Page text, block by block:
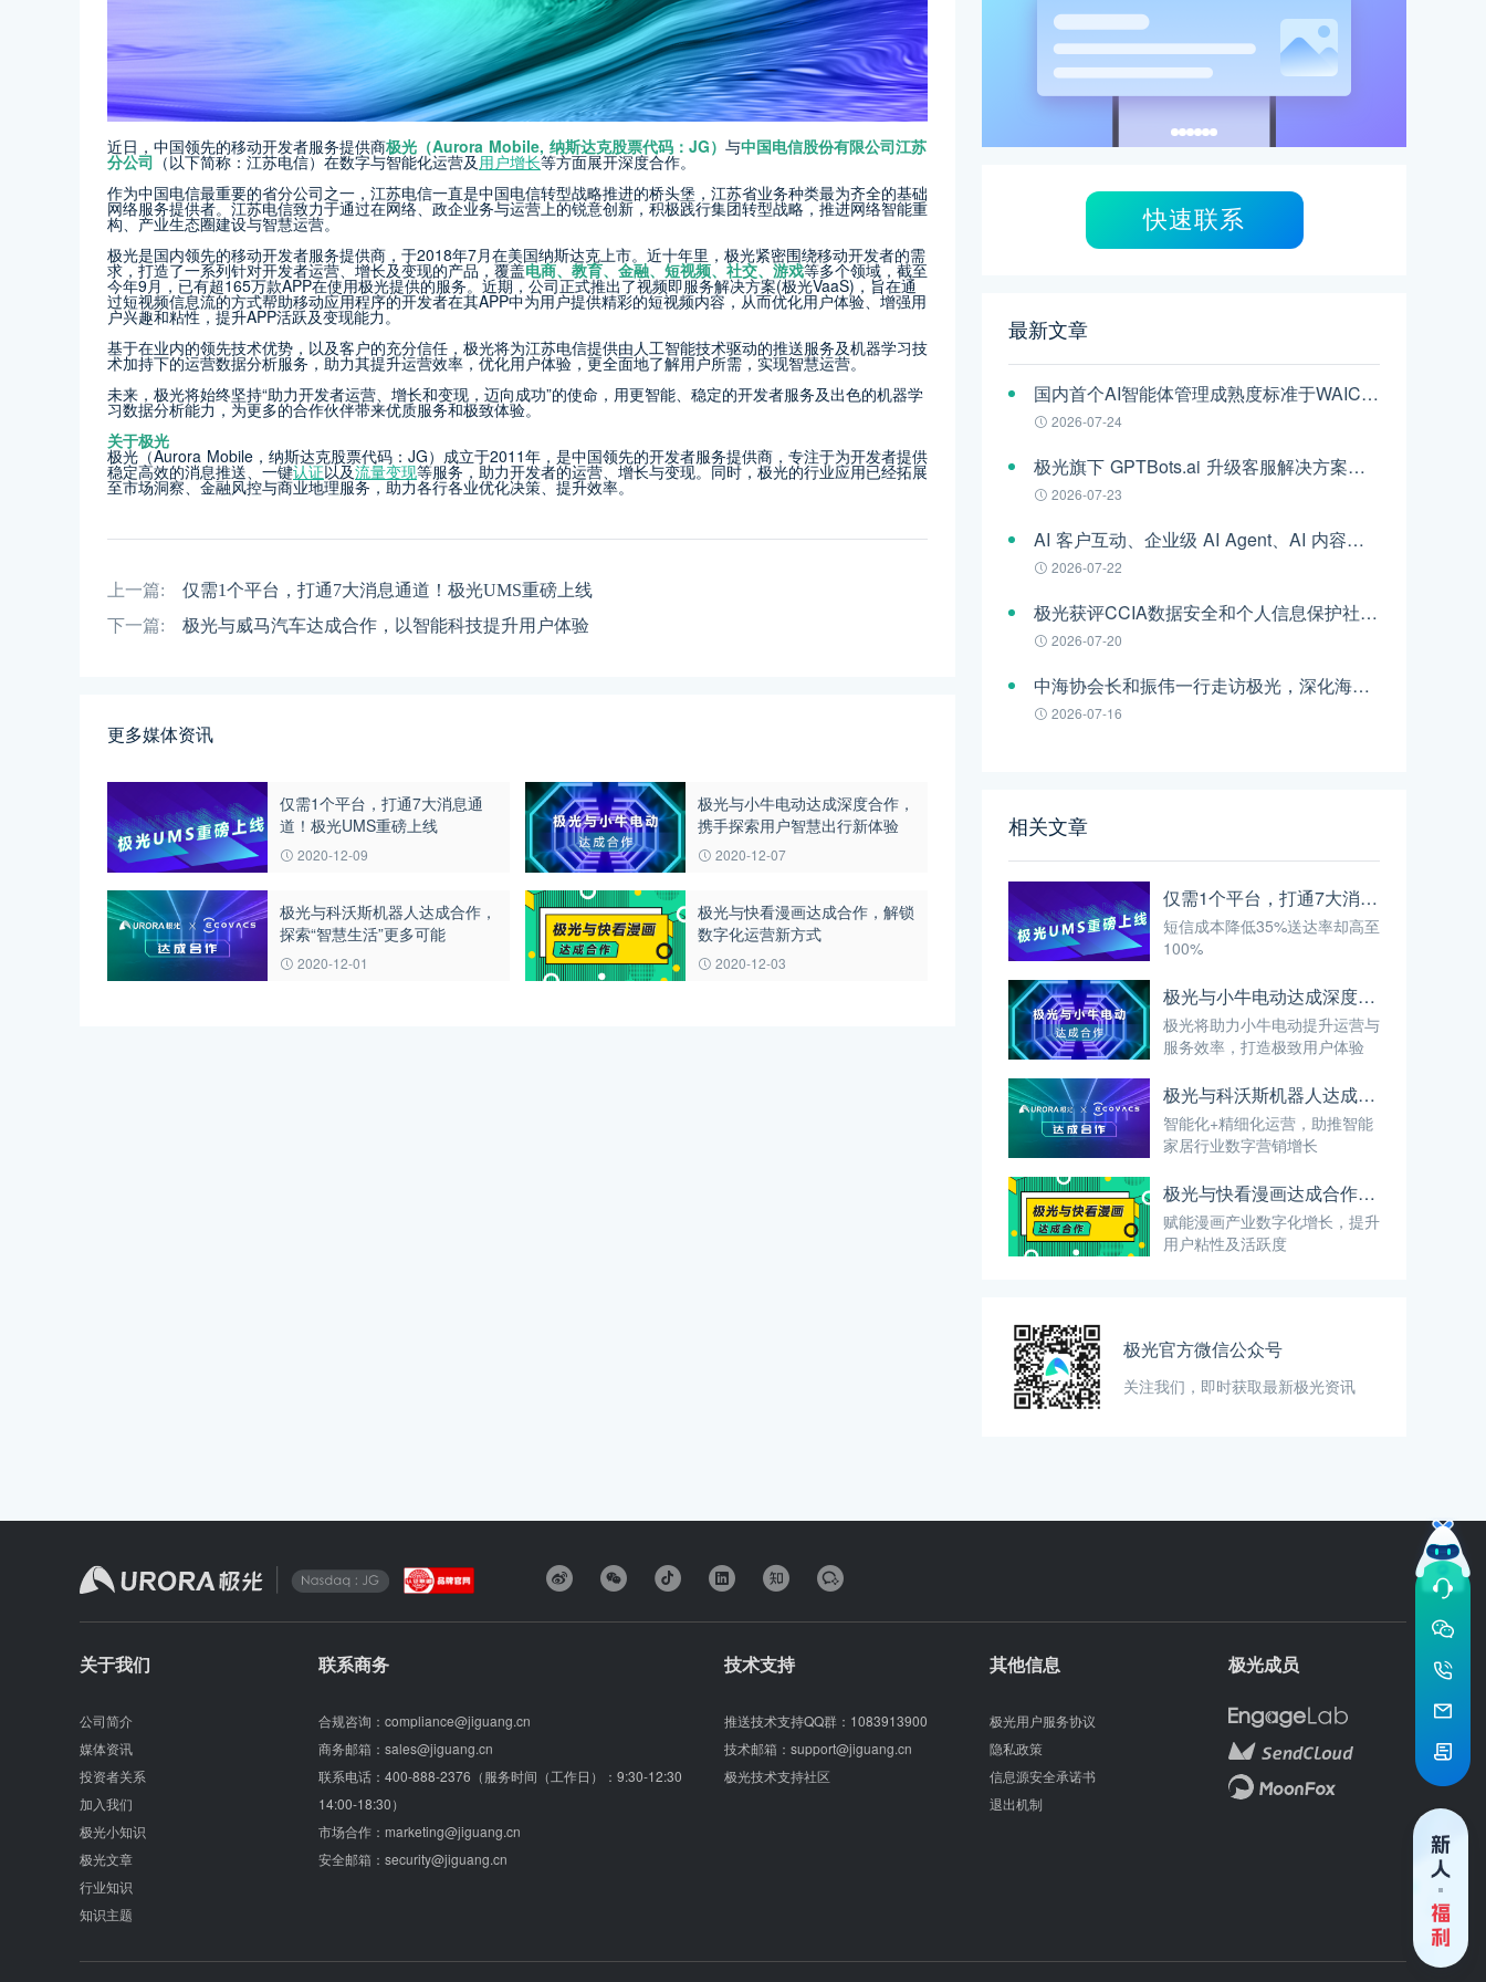
近日，中国领先的移动开发者服务提供商极光（Aurora Mobile, 纳斯达克股票代码：JG） 与中国电信股份有限公司江苏
分公司 （以下简称：江苏电信）在数字与智能化运营及用户增长等方面展开深度合作。
作为中国电信最重要的省分公司之一，江苏电信一直是中国电信转型战略推进的桥头堡，江苏省业务种类最为齐全的基础
网络服务提供者。江苏电信致力于通过在网络、政企业务与运营上的锐意创新，积极践行集团转型战略，推进网络智能重
构、产业生态圈建设与智慧运营。
极光是国内领先的移动开发者服务提供商，于2018年7月在美国纳斯达克上市。近十年里，极光紧密围绕移动开发者的需
求，打造了一系列针对开发者运营、增长及变现的产品，覆盖电商、教育、金融、短视频、社交、游戏等多个领域，截至
今年9月，已有超165万款APP在使用极光提供的服务。近期，公司正式推出了视频即服务解决方案(极光VaaS)，旨在通
过短视频信息流的方式帮助移动应用程序的开发者在其APP中为用户提供精彩的短视频内容，从而优化用户体验、增强用
户兴趣和粘性，提升APP活跃及变现能力。
基于在业内的领先技术优势，以及客户的充分信任，极光将为江苏电信提供由人工智能技术驱动的推送服务及机器学习技
术加持下的运营数据分析服务，助力其提升运营效率，优化用户体验，更全面地了解用户所需，实现智慧运营。
未来，极光将始终坚持“助力开发者运营、增长和变现，迈向成功”的使命，用更智能、稳定的开发者服务及出色的机器学
习数据分析能力，为更多的合作伙伴带来优质服务和极致体验。
关于极光
极光（Aurora Mobile，纳斯达克股票代码：JG）成立于2011年，是中国领先的开发者服务提供商，专注于为开发者提供
稳定高效的消息推送、一键认证以及流量变现等服务，助力开发者的运营、增长与变现。同时，极光的行业应用已经拓展
至市场洞察、金融风控与商业地理服务，助力各行各业优化决策、提升效率。
上一篇:
仅需1个平台，打通7大消息通道！极光UMS重磅上线
下一篇:
极光与威马汽车达成合作，以智能科技提升用户体验
更多媒体资讯
仅需1个平台，打通7大消息通
道！极光UMS重磅上线
2020-12-09
极光与小牛电动达成深度合作，
携手探索用户智慧出行新体验
2020-12-07
极光与科沃斯机器人达成合作，
探索“智慧生活”更多可能
2020-12-01
极光与快看漫画达成合作，解锁
数字化运营新方式
2020-12-03
快速联系
最新文章
国内首个AI智能体管理成熟度标准于WAIC发布，极光参编
2026-07-24
极光旗下 GPTBots.ai 升级客服解决方案：Audio Agent 打通企业通信线路，LINE 客服插件 2.0 同步上线
2026-07-23
AI 客户互动、企业级 AI Agent、AI 内容生成集中亮相！极光旗下EngageLab WAIC 2026 现场回顾
2026-07-22
极光获评CCIA数据安全和个人信息保护社会责任“二星级”单位
2026-07-20
中海协会长和振伟一行走访极光，深化海外业务交流并授牌
2026-07-16
相关文章
仅需1个平台，打通7大消息通道！极光UMS重磅上线
短信成本降低35%送达率却高至
100%
极光与小牛电动达成深度合作，携手探索用户智慧出行新体验
极光将助力小牛电动提升运营与
服务效率，打造极致用户体验
极光与科沃斯机器人达成合作，探索“智慧生活”更多可能
智能化+精细化运营，助推智能
家居行业数字营销增长
极光与快看漫画达成合作，解锁数字化运营新方式
赋能漫画产业数字化增长，提升
用户粘性及活跃度
极光官方微信公众号
关注我们，即时获取最新极光资讯
关于我们
公司简介
媒体资讯
投资者关系
加入我们
极光小知识
极光文章
行业知识
知识主题
联系商务
合规咨询： compliance@jiguang.cn
商务邮箱： sales@jiguang.cn
联系电话： 400-888-2376（服务时间（工作日）：9:30-12:30
14:00-18:30）
市场合作： marketing@jiguang.cn
安全邮箱： security@jiguang.cn
技术支持
推送技术支持QQ群： 1083913900
技术邮箱： support@jiguang.cn
极光技术支持社区
其他信息
极光用户服务协议
隐私政策
信息源安全承诺书
退出机制
极光成员